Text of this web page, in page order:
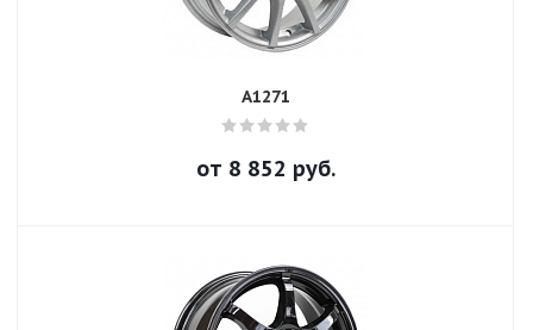
A1271
от 8 852 руб.